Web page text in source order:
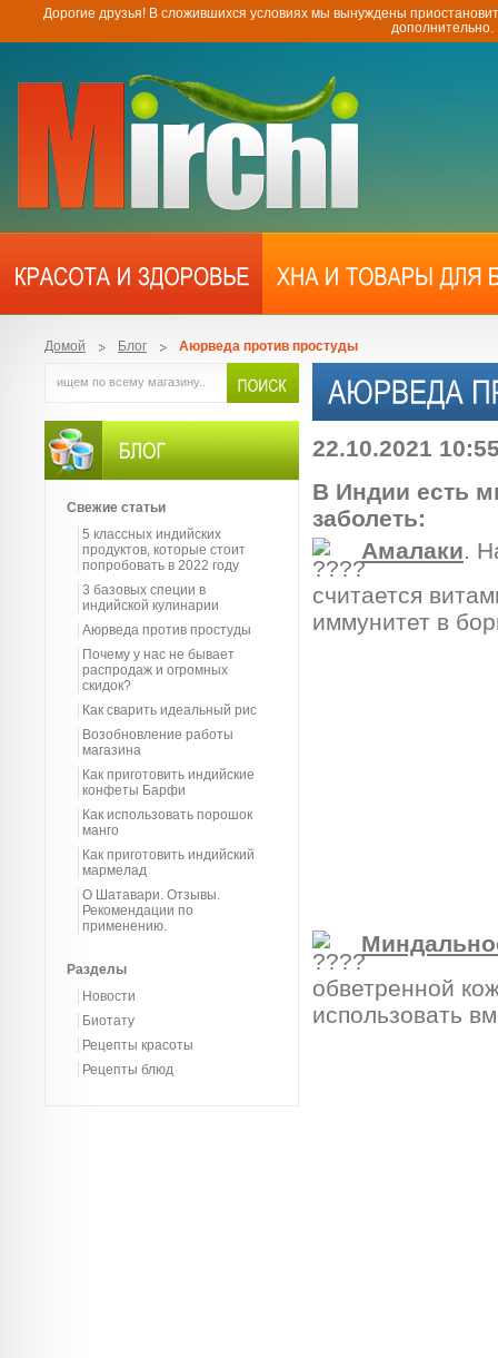
Дорогие друзья! В сложившихся условиях мы вынуждены
Домой Блог Аюрведа против простуды
22.10.2021
В Индии есть
заболеть:
Амалаки.
считается
иммунитет в
обветренной
использовать
Свежие статьи
5 классных индийских
продуктов, которые стоит
попробовать в 2022 году
3 базовых специи в
индийской кулинарии
Аюрведа против простуды
Почему у нас не бывает
распродаж и огромных
скидок?
Как сварить идеальный рис
Возобновление работы
магазина
Как приготовить индийские
конфеты Барфи
Как использовать порошок
манго
Как приготовить индийский
мармелад
О Шатавари. Отзывы.
Рекомендации по
применению.
Разделы
Новости
Биотату
Рецепты красоты
Рецепты блюд